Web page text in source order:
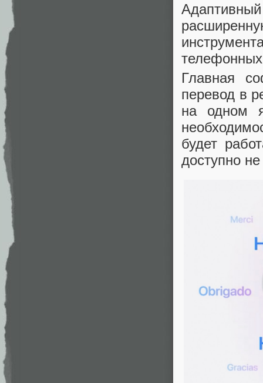
Адаптивный
телефонных
Главная
перевод в
на одном
будет
доступно